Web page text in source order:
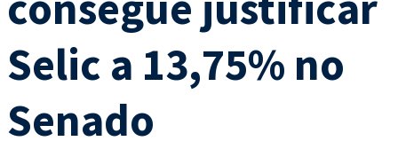
Selic a 13,75% no
Senado